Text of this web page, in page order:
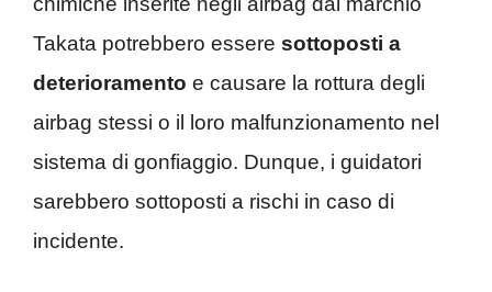
Takata potrebbero essere sottoposti a
deterioramento e causare la rottura degli
airbag stessi o il loro malfunzionamento nel
sistema di gonfiaggio. Dunque, i guidatori
sarebbero sottoposti a rischi in caso di
incidente.